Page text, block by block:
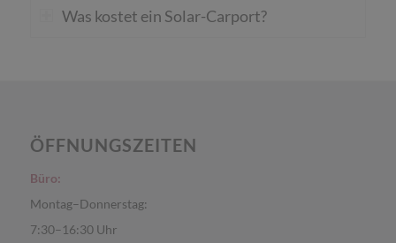
Was kostet ein Solar-Carport?
ÖFFNUNGSZEITEN
Büro:
Montag–Donnerstag:
7:30–16:30 Uhr